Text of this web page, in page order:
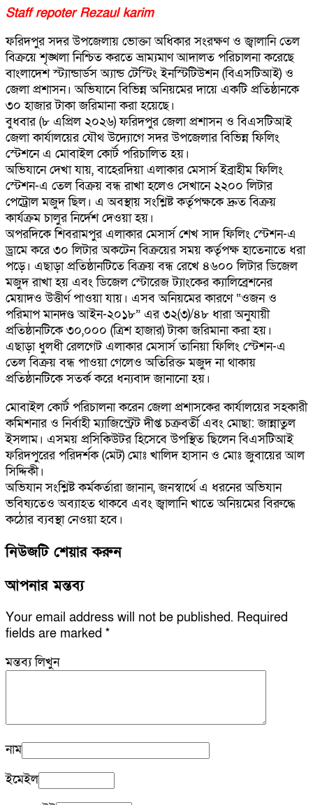
Staff repoter Rezaul karim
ফরিদপুর সদর উপজেলায় ভোক্তা অধিকার সংরক্ষণ ও জ্বালানি তেল
বিক্রয়ে শৃঙ্খলা নিশ্চিত করতে ভ্রাম্যমাণ আদালত পরিচালনা করেছে
বাংলাদেশ স্ট্যান্ডার্ডস অ্যান্ড টেস্টিং ইনস্টিটিউশন (বিএসটিআই) ও
জেলা প্রশাসন। অভিযানে বিভিন্ন অনিয়মের দায়ে একটি প্রতিষ্ঠানকে
৩০ হাজার টাকা জরিমানা করা হয়েছে।
বুধবার (৮ এপ্রিল ২০২৬) ফরিদপুর জেলা প্রশাসন ও বিএসটিআই
জেলা কার্যালয়ের যৌথ উদ্যোগে সদর উপজেলার বিভিন্ন ফিলিং
স্টেশনে এ মোবাইল কোর্ট পরিচালিত হয়।
অভিযানে দেখা যায়, বাহেরদিয়া এলাকার মেসার্স ইব্রাহীম ফিলিং
স্টেশন-এ তেল বিক্রয় বন্ধ রাখা হলেও সেখানে ২২০০ লিটার
পেট্রোল মজুদ ছিল। এ অবস্থায় সংশ্লিষ্ট কর্তৃপক্ষকে দ্রুত বিক্রয়
কার্যক্রম চালুর নির্দেশ দেওয়া হয়।
অপরদিকে শিবরামপুর এলাকার মেসার্স শেখ সাদ ফিলিং স্টেশন-এ
ড্রামে করে ৩০ লিটার অকটেন বিক্রয়ের সময় কর্তৃপক্ষ হাতেনাতে ধরা
পড়ে। এছাড়া প্রতিষ্ঠানটিতে বিক্রয় বন্ধ রেখে ৪৬০০ লিটার ডিজেল
মজুদ রাখা হয় এবং ডিজেল স্টোরেজ ট্যাংকের ক্যালিব্রেশনের
মেয়াদও উত্তীর্ণ পাওয়া যায়। এসব অনিয়মের কারণে “ওজন ও
পরিমাপ মানদণ্ড আইন-২০১৮” এর ৩২(৩)/৪৮ ধারা অনুযায়ী
প্রতিষ্ঠানটিকে ৩০,০০০ (ত্রিশ হাজার) টাকা জরিমানা করা হয়।
এছাড়া ধুলধী রেলগেট এলাকার মেসার্স তানিয়া ফিলিং স্টেশন-এ
তেল বিক্রয় বন্ধ পাওয়া গেলেও অতিরিক্ত মজুদ না থাকায়
প্রতিষ্ঠানটিকে সতর্ক করে ধন্যবাদ জানানো হয়।
মোবাইল কোর্ট পরিচালনা করেন জেলা প্রশাসকের কার্যালয়ের সহকারী
কমিশনার ও নির্বাহী ম্যাজিস্ট্রেট দীপ্ত চক্রবর্তী এবং মোছা: জান্নাতুল
ইসলাম। এসময় প্রসিকিউটর হিসেবে উপস্থিত ছিলেন বিএসটিআই
ফরিদপুরের পরিদর্শক (মেট) মোঃ খালিদ হাসান ও মোঃ জুবায়ের আল
সিদ্দিকী।
অভিযান সংশ্লিষ্ট কর্মকর্তারা জানান, জনস্বার্থে এ ধরনের অভিযান
ভবিষ্যতেও অব্যাহত থাকবে এবং জ্বালানি খাতে অনিয়মের বিরুদ্ধে
কঠোর ব্যবস্থা নেওয়া হবে।
নিউজটি শেয়ার করুন
আপনার মন্তব্য
Your email address will not be published. Required
fields are marked *
মন্তব্য লিখুন
নাম
ইমেইল